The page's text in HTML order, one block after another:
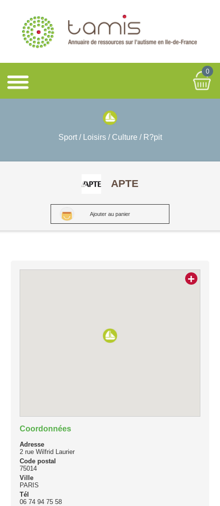
0
Sport / Loisirs / Culture / R?pit
APTE
Ajouter au panier
+
Coordonnées
Adresse
2 rue Wilfrid Laurier
Code postal
75014
Ville
PARIS
Tél
06 74 94 75 58